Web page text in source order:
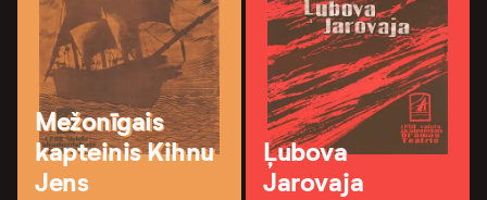
Mežonīgais
kapteinis Kihnu
Jens
Ļubova
Jarovaja